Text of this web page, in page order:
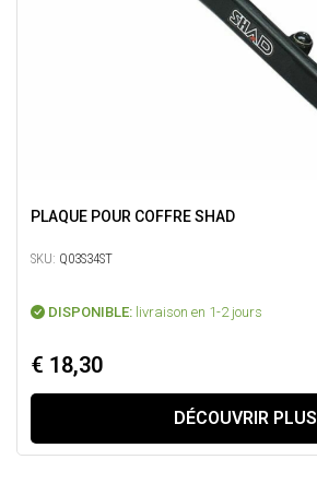
PLAQUE POUR COFFRE SHAD
SKU: Q03S34ST
DISPONIBLE: livraison en 1-2 jours
€ 18,30
DÉCOUVRIR PLUS